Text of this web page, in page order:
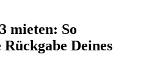
mieten: So
Deines